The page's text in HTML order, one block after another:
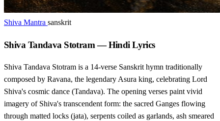
Shiva Mantra sanskrit
Shiva Tandava Stotram — Hindi Lyrics
Shiva Tandava Stotram is a 14-verse Sanskrit hymn traditionally
composed by Ravana, the legendary Asura king, celebrating Lord
Shiva's cosmic dance (Tandava). The opening verses paint vivid
imagery of Shiva's transcendent form: the sacred Ganges flowing
through matted locks (jata), serpents coiled as garlands, ash smeared